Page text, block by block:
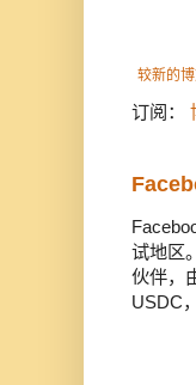
较新的
订阅：
试地区
伙伴，
USDC